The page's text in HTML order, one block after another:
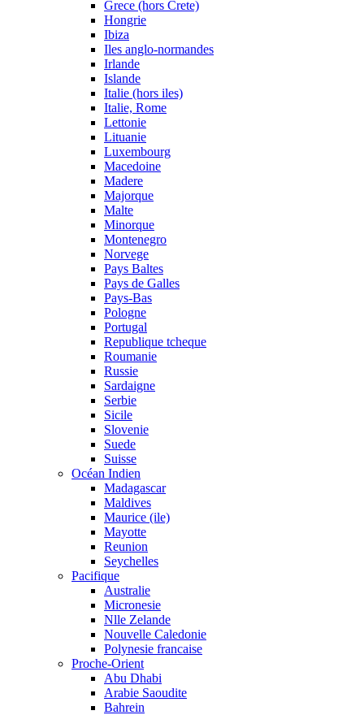
Grece (hors Crete)
Hongrie
Ibiza
Iles anglo-normandes
Irlande
Islande
Italie (hors iles)
Italie, Rome
Lettonie
Lituanie
Luxembourg
Macedoine
Madere
Majorque
Malte
Minorque
Montenegro
Norvege
Pays Baltes
Pays de Galles
Pays-Bas
Pologne
Portugal
Republique tcheque
Roumanie
Russie
Sardaigne
Serbie
Sicile
Slovenie
Suede
Suisse
Océan Indien
Madagascar
Maldives
Maurice (ile)
Mayotte
Reunion
Seychelles
Pacifique
Australie
Micronesie
Nlle Zelande
Nouvelle Caledonie
Polynesie francaise
Proche-Orient
Abu Dhabi
Arabie Saoudite
Bahrein